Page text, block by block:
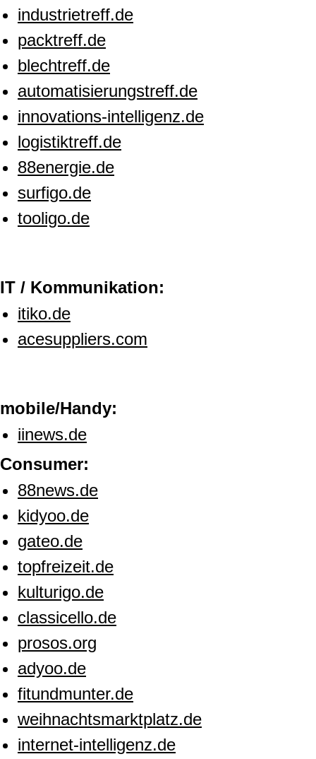
industrietreff.de
packtreff.de
blechtreff.de
automatisierungstreff.de
innovations-intelligenz.de
logistiktreff.de
88energie.de
surfigo.de
tooligo.de
IT / Kommunikation:
itiko.de
acesuppliers.com
mobile/Handy:
iinews.de
Consumer:
88news.de
kidyoo.de
gateo.de
topfreizeit.de
kulturigo.de
classicello.de
prosos.org
adyoo.de
fitundmunter.de
weihnachtsmarktplatz.de
internet-intelligenz.de